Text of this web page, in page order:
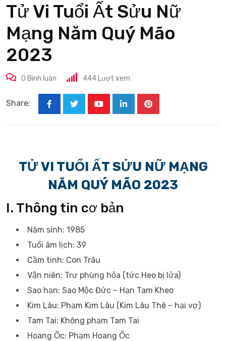
Tử Vi Tuổi Ất Sửu Nữ
Mạng Năm Quý Mão
2023
0 Bình luận 444 Lượt xem
Share:
LinkedInPinterest
TỬ VI TUỔI ẤT SỬU NỮ MẠNG
NĂM QUÝ MÃO 2023
I. Thông tin cơ bản
Năm sinh: 1985
Tuổi âm lịch: 39
Cầm tinh: Con Trâu
Vận niên: Trư phùng hỏa (tức Heo bị lửa)
Sao hạn: Sao Mộc Đức – Hạn Tam Kheo
Kim Lâu: Phạm Kim Lâu (Kim Lâu Thê – hại vợ)
Tam Tai: Không phạm Tam Tai
Hoang Ốc: Phạm Hoang Ốc